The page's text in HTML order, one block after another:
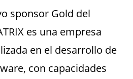
sponsor Gold del
es una empresa
en el desarrollo de
con capacidades